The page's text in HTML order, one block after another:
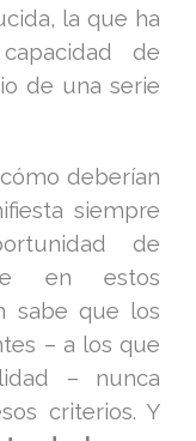
la que ha
de
de una serie
deberían
siempre
de
en estos
sabe que los
– a los que
– nunca
criterios. Y